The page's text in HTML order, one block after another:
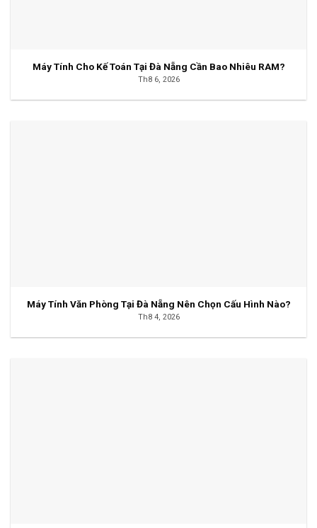
Máy Tính Cho Kế Toán Tại Đà Nẵng Cần Bao Nhiêu RAM?
Th8 6, 2026
Máy Tính Văn Phòng Tại Đà Nẵng Nên Chọn Cấu Hình Nào?
Th8 4, 2026